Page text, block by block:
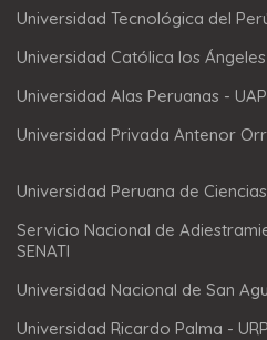
Universidad Tecnológica del
Universidad Católica los
Universidad Alas Peruanas - UAP
Universidad Privada Antenor
Universidad Peruana de
Servicio Nacional de
SENATI
Universidad Nacional de San
Universidad Ricardo Palma - URP